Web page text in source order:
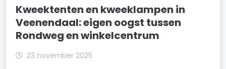
Kweektenten en kweeklampen in
Veenendaal: eigen oogst tussen
Rondweg en winkelcentrum
23 november 2025